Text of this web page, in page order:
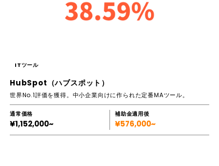
ITツール
HubSpot（ハブスポット）
世界No.1評価を獲得。中小企業向けに作られた定番MAツール。
通常価格
¥1,152,000~
補助金適用後
¥576,000~